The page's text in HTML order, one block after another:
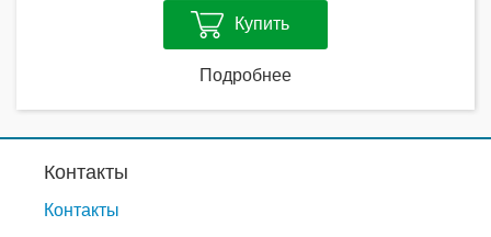
Купить
Подробнее
Контакты
Контакты